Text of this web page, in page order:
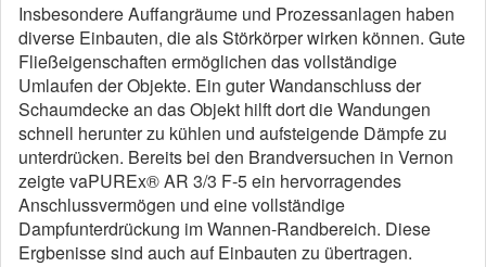
Insbesondere Auffangräume und Prozessanlagen haben
diverse Einbauten, die als Störkörper wirken können. Gute
Fließeigenschaften ermöglichen das vollständige
Umlaufen der Objekte. Ein guter Wandanschluss der
Schaumdecke an das Objekt hilft dort die Wandungen
schnell herunter zu kühlen und aufsteigende Dämpfe zu
unterdrücken. Bereits bei den Brandversuchen in Vernon
zeigte vaPUREx® AR 3/3 F-5 ein hervorragendes
Anschlussvermögen und eine vollständige
Dampfunterdrückung im Wannen-Randbereich. Diese
Ergbenisse sind auch auf Einbauten zu übertragen.